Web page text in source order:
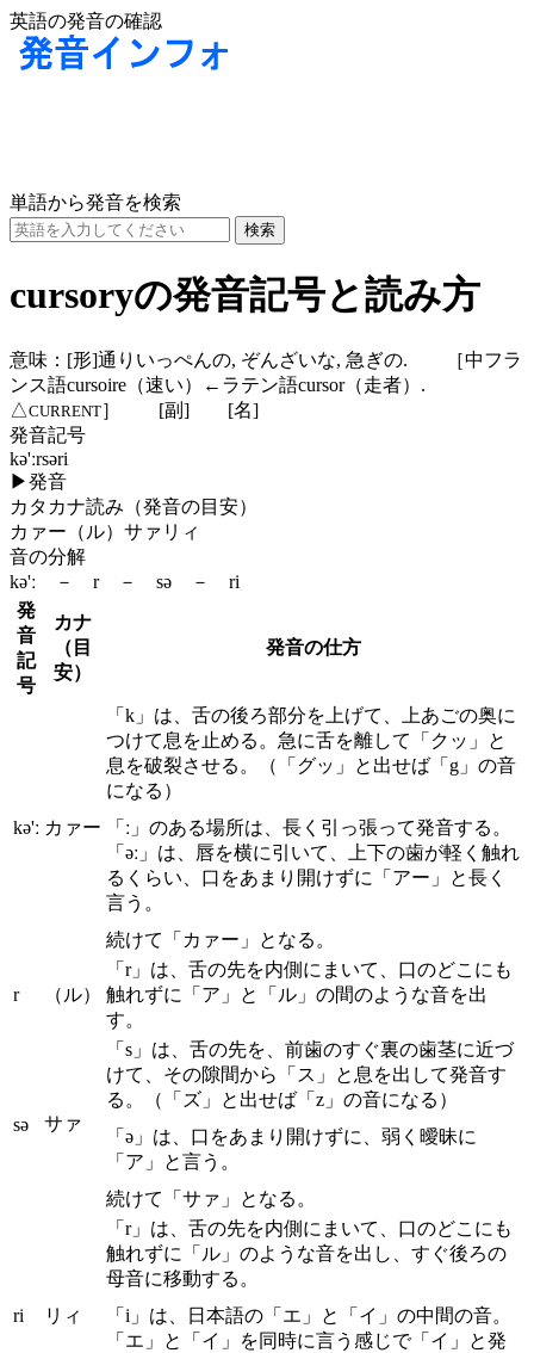
英語の発音の確認
単語から発音を検索
cursoryの発音記号と読み方
意味： [形]通りいっぺんの, ぞんざいな, 急ぎの. ［中フラ
ンス語cursoire（速い）←ラテン語cursor（走者）.
△CURRENT］ [副]
[名]
発音記号
kə'ːrsəri
▶発音
カタカナ読み（発音の目安）
カァー（ル）サァリィ
音の分解
kə'ː － r － sə － ri
発
音
記
号
カナ
（目
安）
発音の仕方
kə'ː カァー
「k」は、舌の後ろ部分を上げて、上あごの奥に
つけて息を止める。急に舌を離して「クッ」と
息を破裂させる。（「グッ」と出せば「g」の音
になる）
「ː」のある場所は、長く引っ張って発音する。
「əː」は、唇を横に引いて、上下の歯が軽く触れ
るくらい、口をあまり開けずに「アー」と長く
言う。
続けて「カァー」となる。
r （ル）
「r」は、舌の先を内側にまいて、口のどこにも
触れずに「ア」と「ル」の間のような音を出
す。
sə サァ
「s」は、舌の先を、前歯のすぐ裏の歯茎に近づ
けて、その隙間から「ス」と息を出して発音す
る。（「ズ」と出せば「z」の音になる）
「ə」は、口をあまり開けずに、弱く曖昧に
「ア」と言う。
続けて「サァ」となる。
ri リィ
「r」は、舌の先を内側にまいて、口のどこにも
触れずに「ル」のような音を出し、すぐ後ろの
母音に移動する。
「i」は、日本語の「エ」と「イ」の中間の音。
「エ」と「イ」を同時に言う感じで「イ」と発